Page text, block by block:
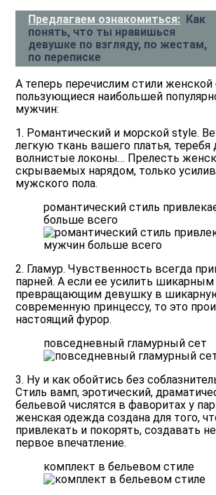
Предлагаем ознакомиться: Как
понять, что ты нравишься
девушке по взгляду, по жестам,
по переписке
А теперь перечислим стили
пользующиеся наибольшей
мужчин:
1. Романтический и морской style.
легкую ткань вашего платья,
волнистые локоны… Прелесть
скрываемых нарядом, только
мужского пола.
романтический стиль
больше всего
2. Гламур. Чувственность всегда
парней. А если ее усилить
превращающим девушку в
современную принцессу, то это
настоящий фурор.
повседневный гламурный сет
3. Ну и как обойтись без
Стиль вамп, эротический,
бельевой числятся в фаворитах у
женская одежда создана для того,
привлекать и покорять, создавать
первое впечатление.
комплект в бельевом стиле